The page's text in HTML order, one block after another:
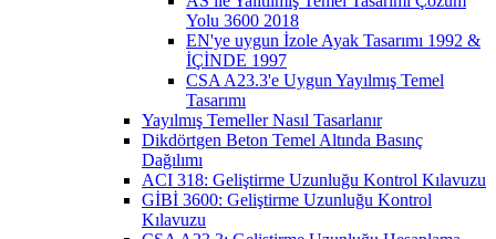
Yolu 3600 2018
EN'ye uygun İzole Ayak Tasarımı 1992 &
İÇİNDE 1997
CSA A23.3'e Uygun Yayılmış Temel
Tasarımı
Yayılmış Temeller Nasıl Tasarlanır
Dikdörtgen Beton Temel Altında Basınç
Dağılımı
ACI 318: Geliştirme Uzunluğu Kontrol Kılavuzu
GİBİ 3600: Geliştirme Uzunluğu Kontrol
Kılavuzu